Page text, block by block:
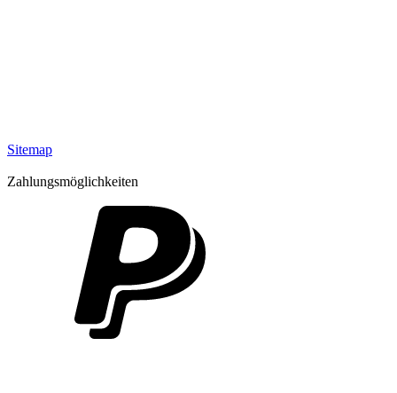
Sitemap
Zahlungsmöglichkeiten